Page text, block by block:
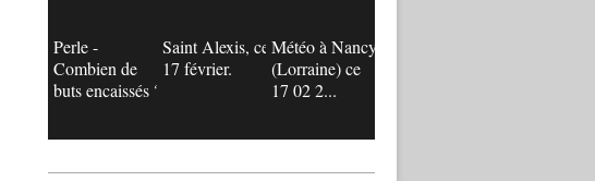
Perle -
Combien de
buts encaissés ?
Saint Alexis, ce
17 février.
Météo à Nancy
(Lorraine) ce
17 02 2...